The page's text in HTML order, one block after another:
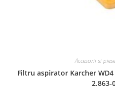
Accesorii si
Filtru aspirator Karcher WD4
2.863-